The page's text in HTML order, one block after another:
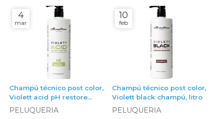
4
mar
Champú técnico post color,
Violett acid pH restore
champú, litro
PELUQUERIA
10
feb
Champú técnico post color,
Violett black champú, litro
PELUQUERIA